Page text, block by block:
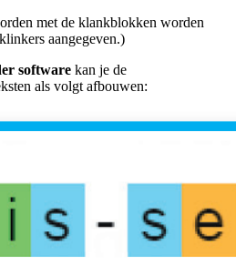
met de klankblokken worden
aangegeven.)
software kan je de
als volgt afbouwen: